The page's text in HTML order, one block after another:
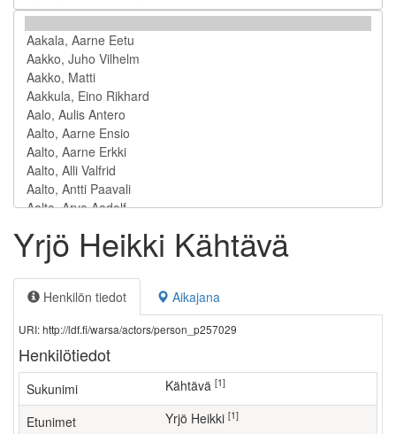
Yrjö Heikki Kähtävä
Henkilön tiedot Aikajana
URI: http://ldf.fi/warsa/actors/person_p257029
Henkilötiedot
Sukunimi Kähtävä [1]
Etunimet Yrjö Heikki [1]